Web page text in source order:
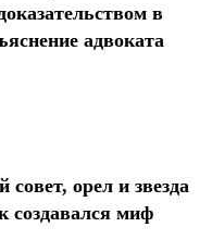
в
адвоката
совет, орел и звезда
создавался миф